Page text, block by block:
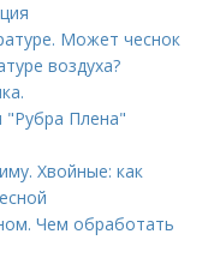
Может чеснок
воздуха?
"Рубра Плена"
Хвойные: как
Чем обработать